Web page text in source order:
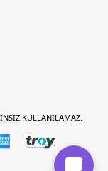
KULLANILAMAZ.